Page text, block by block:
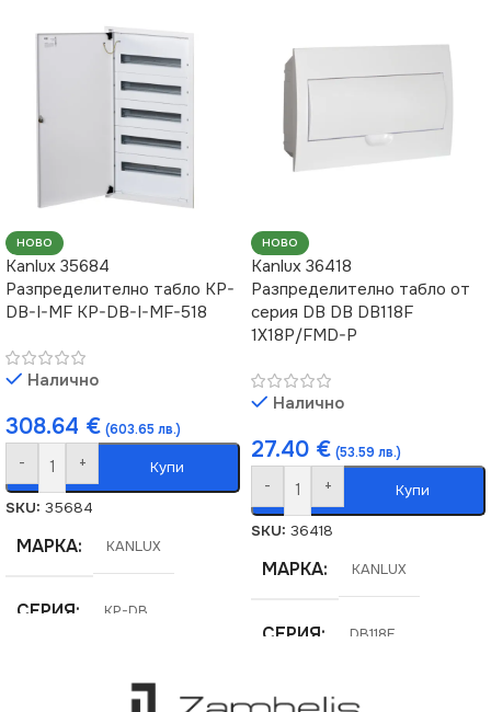
НОВО
Kanlux 35684
Разпределително табло KP-
DB-I-MF KP-DB-I-MF-518
Налично
308.64 € (603.65 лв.)
- + Купи
SKU: 35684
МАРКА KANLUX
СЕРИЯ KP-DB
НОВО
Kanlux 36418
Разпределително табло от
серия DB DB DB118F
1X18P/FMD-P
Налично
27.40 € (53.59 лв.)
- + Купи
SKU: 36418
МАРКА KANLUX
СЕРИЯ DB118F
СТЕПЕН НА ЗАЩИТА